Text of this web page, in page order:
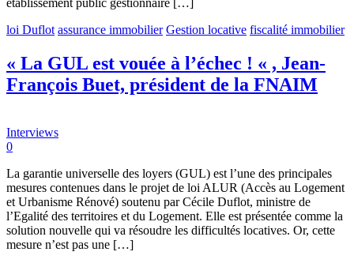
établissement public gestionnaire […]
loi Duflot assurance immobilier Gestion locative fiscalité immobilier
« La GUL est vouée à l’échec ! « , Jean-
François Buet, président de la FNAIM
Interviews
0
La garantie universelle des loyers (GUL) est l’une des principales
mesures contenues dans le projet de loi ALUR (Accès au Logement
et Urbanisme Rénové) soutenu par Cécile Duflot, ministre de
l’Egalité des territoires et du Logement. Elle est présentée comme la
solution nouvelle qui va résoudre les difficultés locatives. Or, cette
mesure n’est pas une […]